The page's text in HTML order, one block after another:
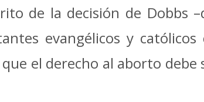
de la decisión de Dobbs
evangélicos y católicos
el derecho al aborto debe